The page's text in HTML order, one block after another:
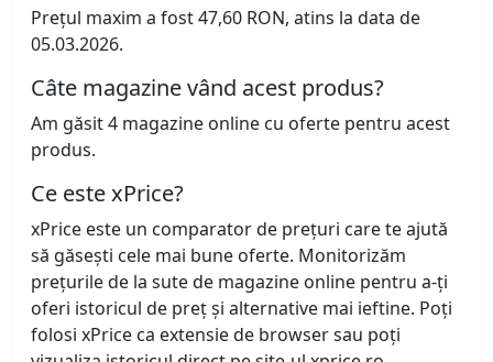
Prețul maxim a fost 47,60 RON, atins la data de
05.03.2026.
Câte magazine vând acest produs?
Am găsit 4 magazine online cu oferte pentru acest
produs.
Ce este xPrice?
xPrice este un comparator de prețuri care te ajută
să găsești cele mai bune oferte. Monitorizăm
prețurile de la sute de magazine online pentru a-ți
oferi istoricul de preț și alternative mai ieftine. Poți
folosi xPrice ca extensie de browser sau poți